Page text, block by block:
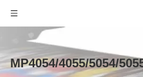
MP4054/4055/5054/